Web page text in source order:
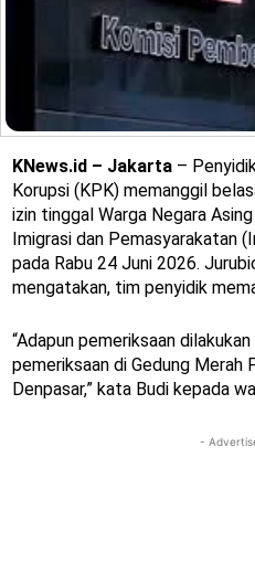
KNews.id – Jakarta –
Korupsi (KPK) memanggil
izin tinggal Warga Negara
Imigrasi dan Pemasyarakatan
pada Rabu 24 Juni 2026.
mengatakan, tim penyidik
“Adapun pemeriksaan
pemeriksaan di Gedung Merah
Denpasar,” kata Budi kepada
-